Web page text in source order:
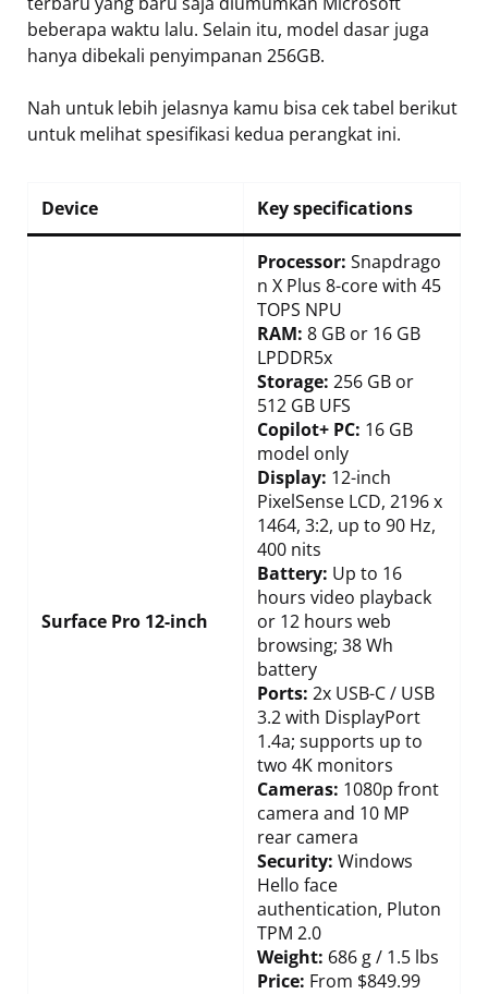
beberapa waktu lalu. Selain itu, model dasar juga
hanya dibekali penyimpanan 256GB.
Nah untuk lebih jelasnya kamu bisa cek tabel berikut
untuk melihat spesifikasi kedua perangkat ini.
Device Key specifications
Surface Pro 12-inch
Processor: Snapdrago
n X Plus 8-core with 45
TOPS NPU
RAM: 8 GB or 16 GB
LPDDR5x
Storage: 256 GB or
512 GB UFS
Copilot+ PC: 16 GB
model only
Display: 12-inch
PixelSense LCD, 2196 x
1464, 3:2, up to 90 Hz,
400 nits
Battery: Up to 16
hours video playback
or 12 hours web
browsing; 38 Wh
battery
Ports: 2x USB-C / USB
3.2 with DisplayPort
1.4a; supports up to
two 4K monitors
Cameras: 1080p front
camera and 10 MP
rear camera
Security: Windows
Hello face
authentication, Pluton
TPM 2.0
Weight: 686 g / 1.5 lbs
Price: From $849.99